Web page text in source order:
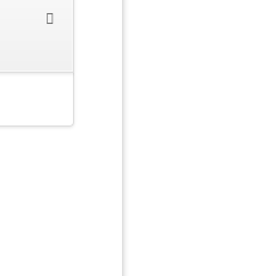
überspringen